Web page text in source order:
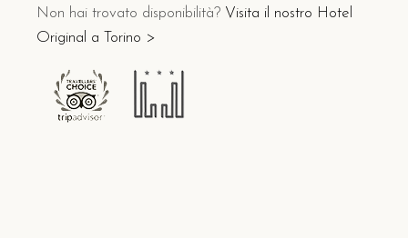
Non hai trovato disponibilità? Visita il nostro Hotel
Original a Torino >